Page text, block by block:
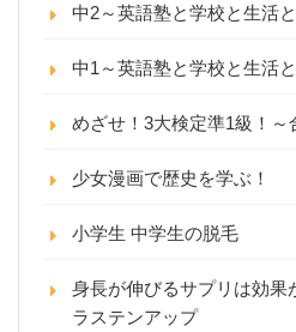
中2～英語塾と学校と生活と
中1～英語塾と学校と生活と
めざせ！3大検定準1級！～
少女漫画で歴史を学ぶ！
小学生 中学生の脱毛
身長が伸びるサプリは効果
ラステンアップ